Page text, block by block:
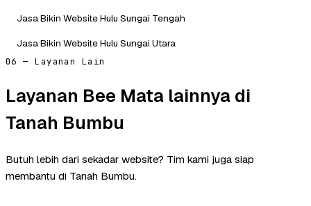
Jasa Bikin Website Hulu Sungai Tengah
Jasa Bikin Website Hulu Sungai Utara
06 — Layanan Lain
Layanan Bee Mata lainnya di
Tanah Bumbu
Butuh lebih dari sekadar website? Tim kami juga siap
membantu di Tanah Bumbu.